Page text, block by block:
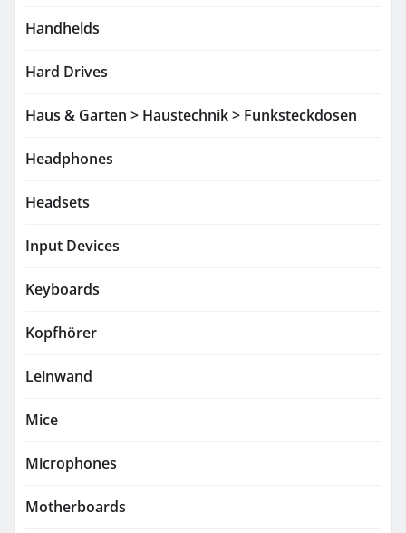
Handhelds
Hard Drives
Haus & Garten > Haustechnik > Funksteckdosen
Headphones
Headsets
Input Devices
Keyboards
Kopfhörer
Leinwand
Mice
Microphones
Motherboards